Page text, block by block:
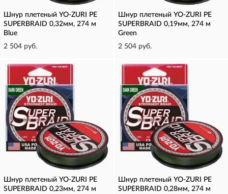
Шнур плетеный YO-ZURI PE
SUPERBRAID 0,32мм, 274 м
Blue
2 504 руб.
Шнур плетеный YO-ZURI PE
SUPERBRAID 0,19мм, 274 м
Green
2 504 руб.
Шнур плетеный YO-ZURI PE
SUPERBRAID 0,23мм, 274 м
Шнур плетеный YO-ZURI PE
SUPERBRAID 0,28мм, 274 м